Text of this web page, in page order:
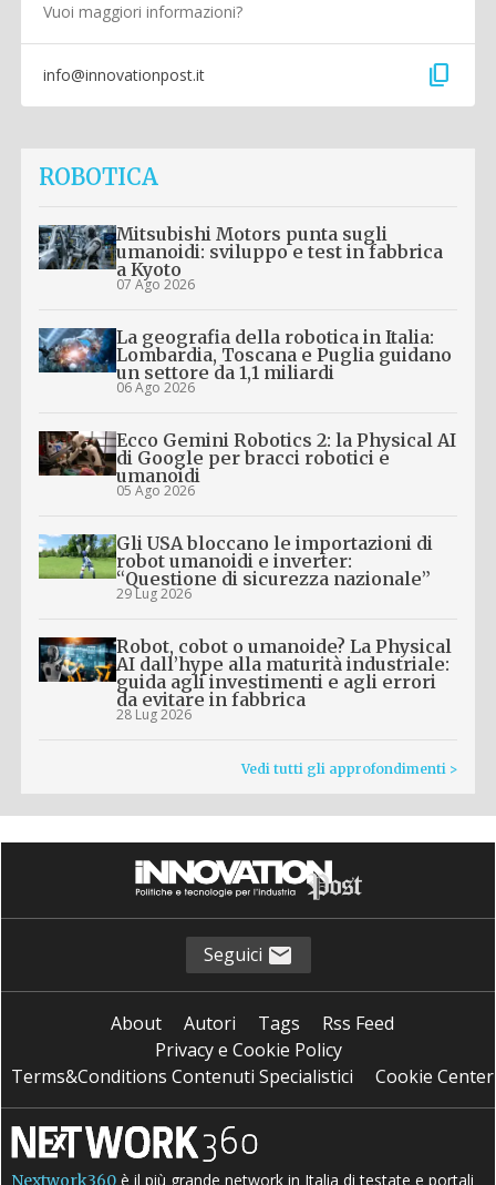
Vuoi maggiori informazioni?
info@innovationpost.it content_copy
ROBOTICA
Mitsubishi Motors punta sugli
umanoidi: sviluppo e test in fabbrica
a Kyoto
07 Ago 2026
La geografia della robotica in Italia:
Lombardia, Toscana e Puglia guidano
un settore da 1,1 miliardi
06 Ago 2026
Ecco Gemini Robotics 2: la Physical AI
di Google per bracci robotici e
umanoidi
05 Ago 2026
Gli USA bloccano le importazioni di
robot umanoidi e inverter:
“Questione di sicurezza nazionale”
29 Lug 2026
Robot, cobot o umanoide? La Physical
AI dall’hype alla maturità industriale:
guida agli investimenti e agli errori
da evitare in fabbrica
28 Lug 2026
Vedi tutti gli approfondimenti >
Seguici
About Autori Tags
Rss Feed
Privacy e Cookie Policy
Terms&Conditions Contenuti Specialistici
Cookie Center
Nextwork360 è il più grande network in Italia di testate e portali